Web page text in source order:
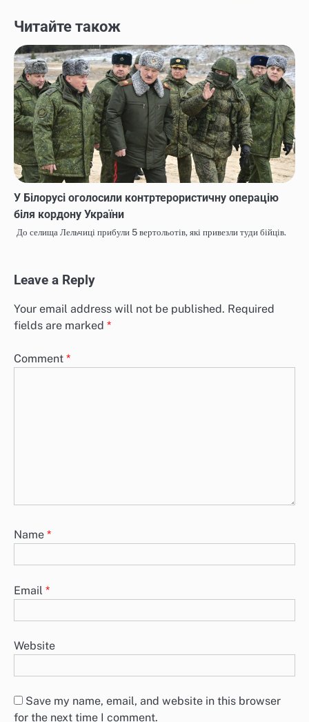
Читайте також
У Білорусі оголосили контртерористичну операцію
біля кордону України
До селища Лельчиці прибули 5 вертольотів, які привезли туди бійців.
Leave a Reply
Your email address will not be published. Required
fields are marked *
Comment *
Name *
Email *
Website
Save my name, email, and website in this browser
for the next time I comment.